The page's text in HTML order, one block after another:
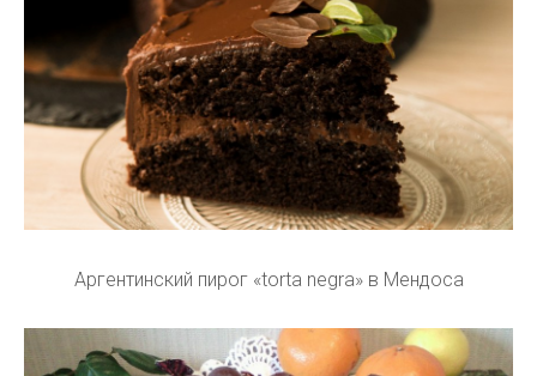
Аргентинский пирог «torta negra» в Мендоса